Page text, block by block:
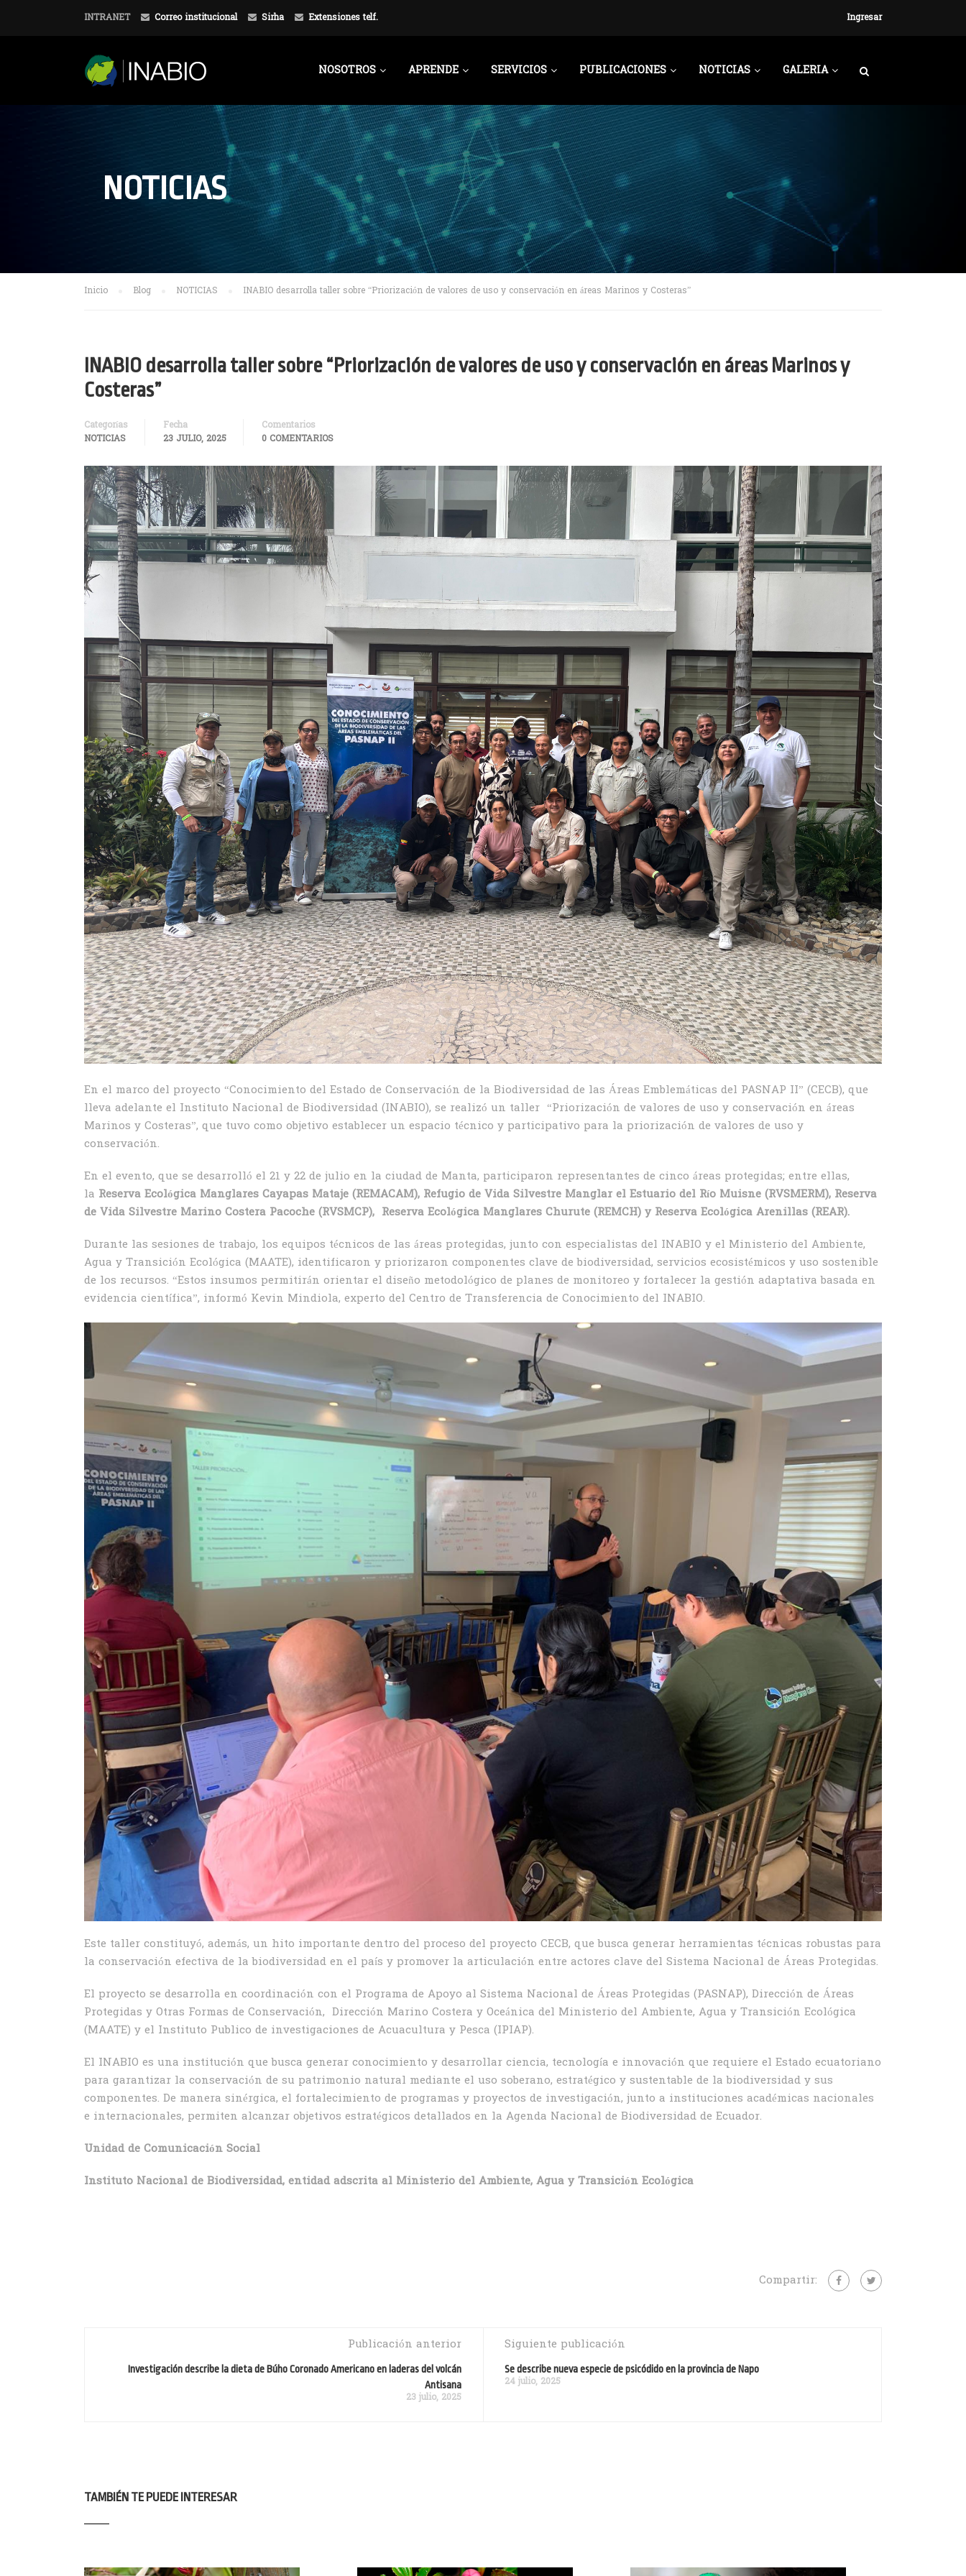
INTRANET Correo institucional Sirha Extensiones telf. Ingresar
NOSOTROS APRENDE SERVICIOS PUBLICACIONES NOTICIAS GALERIA
NOTICIAS
Inicio Blog NOTICIAS INABIO desarrolla taller sobre “Priorización de valores de uso y conservación en áreas Marinos y Costeras”
INABIO desarrolla taller sobre “Priorización de valores de uso y conservación en áreas Marinos y
Costeras”
Categorías
NOTICIAS
Fecha
23 JULIO, 2025
Comentarios
0 COMENTARIOS
En el marco del proyecto “Conocimiento del Estado de Conservación de la Biodiversidad de las Áreas Emblemáticas del PASNAP II” (CECB), que
lleva adelante el Instituto Nacional de Biodiversidad (INABIO), se realizó un taller “Priorización de valores de uso y conservación en áreas
Marinos y Costeras”, que tuvo como objetivo establecer un espacio técnico y participativo para la priorización de valores de uso y
conservación.
En el evento, que se desarrolló el 21 y 22 de julio en la ciudad de Manta, participaron representantes de cinco áreas protegidas; entre ellas,
la Reserva Ecológica Manglares Cayapas Mataje (REMACAM), Refugio de Vida Silvestre Manglar el Estuario del Río Muisne (RVSMERM), Reserva
de Vida Silvestre Marino Costera Pacoche (RVSMCP), Reserva Ecológica Manglares Churute (REMCH) y Reserva Ecológica Arenillas (REAR).
Durante las sesiones de trabajo, los equipos técnicos de las áreas protegidas, junto con especialistas del INABIO y el Ministerio del Ambiente,
Agua y Transición Ecológica (MAATE), identificaron y priorizaron componentes clave de biodiversidad, servicios ecosistémicos y uso sostenible
de los recursos. “Estos insumos permitirán orientar el diseño metodológico de planes de monitoreo y fortalecer la gestión adaptativa basada en
evidencia científica”, informó Kevin Mindiola, experto del Centro de Transferencia de Conocimiento del INABIO.
Este taller constituyó, además, un hito importante dentro del proceso del proyecto CECB, que busca generar herramientas técnicas robustas para
la conservación efectiva de la biodiversidad en el país y promover la articulación entre actores clave del Sistema Nacional de Áreas Protegidas.
El proyecto se desarrolla en coordinación con el Programa de Apoyo al Sistema Nacional de Áreas Protegidas (PASNAP), Dirección de Áreas
Protegidas y Otras Formas de Conservación, Dirección Marino Costera y Oceánica del Ministerio del Ambiente, Agua y Transición Ecológica
(MAATE) y el Instituto Publico de investigaciones de Acuacultura y Pesca (IPIAP).
El INABIO es una institución que busca generar conocimiento y desarrollar ciencia, tecnología e innovación que requiere el Estado ecuatoriano
para garantizar la conservación de su patrimonio natural mediante el uso soberano, estratégico y sustentable de la biodiversidad y sus
componentes. De manera sinérgica, el fortalecimiento de programas y proyectos de investigación, junto a instituciones académicas nacionales
e internacionales, permiten alcanzar objetivos estratégicos detallados en la Agenda Nacional de Biodiversidad de Ecuador.
Unidad de Comunicación Social
Instituto Nacional de Biodiversidad, entidad adscrita al Ministerio del Ambiente, Agua y Transición Ecológica
Compartir:
Publicación anterior
Investigación describe la dieta de Búho Coronado Americano en laderas del volcán
Antisana
23 julio, 2025
Siguiente publicación
Se describe nueva especie de psicódido en la provincia de Napo
24 julio, 2025
TAMBIÉN TE PUEDE INTERESAR